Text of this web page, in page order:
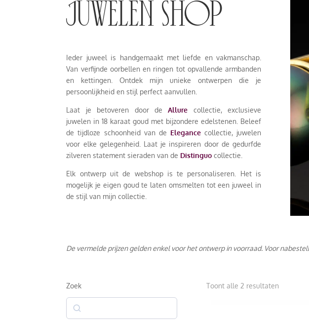
juwelen shop
Ieder juweel is handgemaakt met liefde en vakmanschap.
Van verfijnde oorbellen en ringen tot opvallende armbanden
en kettingen. Ontdek mijn unieke ontwerpen die je
persoonlijkheid en stijl perfect aanvullen.
Laat je betoveren door deAllure collectie, exclusieve
juwelen in 18 karaat goud met bijzondere edelstenen. Beleef
de tijdloze schoonheid van de Elegancecollectie, juwelen
voor elke gelegenheid. Laat je inspireren door de gedurfde
zilveren statement sieraden van de Distinguo collectie.
Elk ontwerp uit de webshop is te personaliseren. Het is
mogelijk je eigen goud te laten omsmelten tot een juweel in
de stijl van mijn collectie.
De vermelde prijzen gelden enkel voor het ontwerp in voorraad. Voor
Zoek
Zoek
Toont alle 2 resultaten